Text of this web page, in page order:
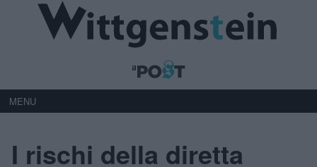
MENU
I rischi della diretta